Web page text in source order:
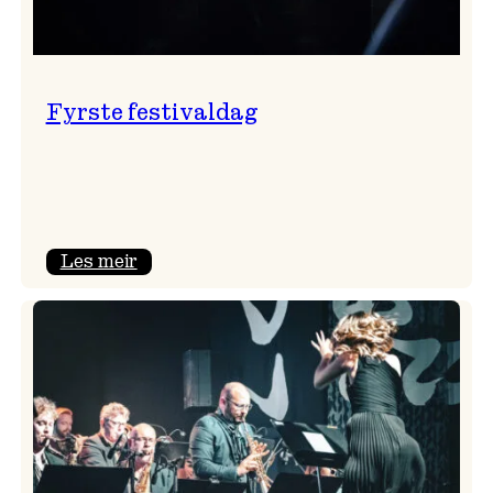
Fyrste festivaldag
Les meir: